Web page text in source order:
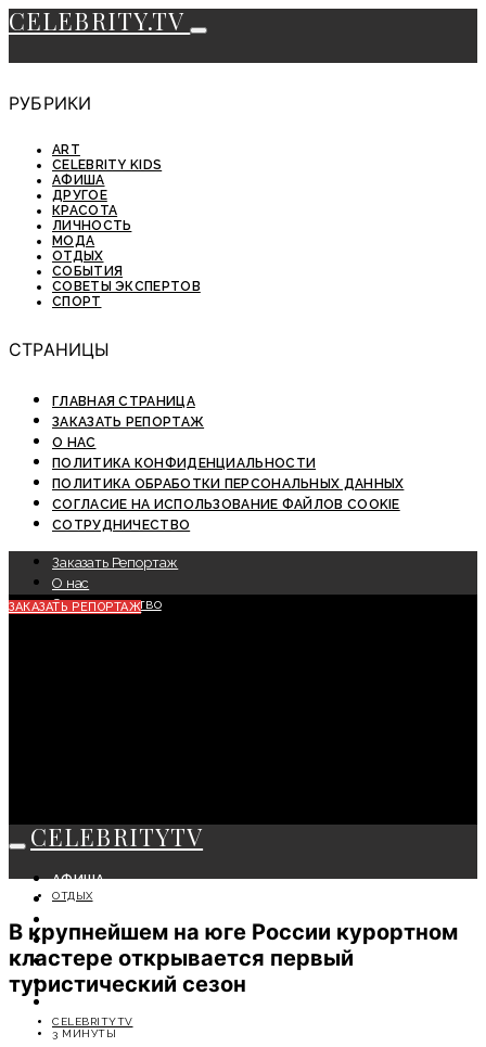
CELEBRITY.TV
РУБРИКИ
ART
CELEBRITY KIDS
АФИША
ДРУГОЕ
КРАСОТА
ЛИЧНОСТЬ
МОДА
ОТДЫХ
СОБЫТИЯ
СОВЕТЫ ЭКСПЕРТОВ
СПОРТ
СТРАНИЦЫ
ГЛАВНАЯ СТРАНИЦА
ЗАКАЗАТЬ РЕПОРТАЖ
О НАС
ПОЛИТИКА КОНФИДЕНЦИАЛЬНОСТИ
ПОЛИТИКА ОБРАБОТКИ ПЕРСОНАЛЬНЫХ ДАННЫХ
СОГЛАСИЕ НА ИСПОЛЬЗОВАНИЕ ФАЙЛОВ COOKIE
СОТРУДНИЧЕСТВО
Заказать Репортаж
О нас
Сотрудничество
ЗАКАЗАТЬ РЕПОРТАЖ
CELEBRITYTV
АФИША
СОБЫТИЯ
КРАСОТА
МОДА
ЛИЧНОСТЬ
ОТДЫХ
ОТДЫХ
В крупнейшем на юге России курортном
кластере открывается первый
туристический сезон
CELEBRITYTV
3 МИНУТЫ